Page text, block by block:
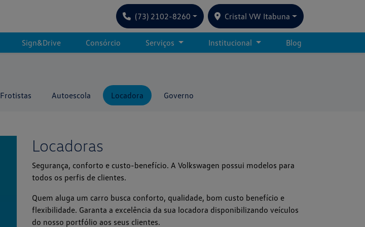
(73) 2102-8260 Cristal VW Itabuna
Sign&Drive Consórcio Serviços Institucional Blog
Frotistas Autoescola Locadora Governo
Locadoras
Segurança, conforto e custo-benefício. A Volkswagen possui modelos para
todos os perfis de clientes.
Quem aluga um carro busca conforto, qualidade, bom custo benefício e
flexibilidade. Garanta a excelência da sua locadora disponibilizando veículos
do nosso portfólio aos seus clientes.